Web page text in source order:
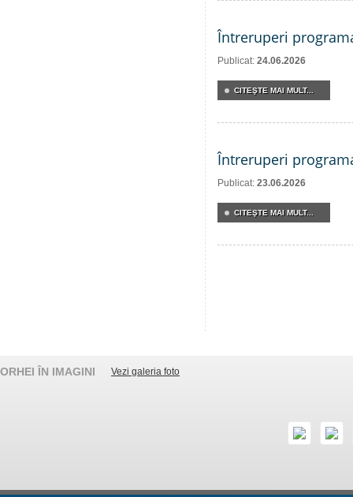
Întreruperi
Publicat: 24.06.2026
CITEŞTE MAI MULT...
Întreruperi
Publicat: 23.06.2026
CITEŞTE MAI MULT...
ORHEI ÎN IMAGINI Vezi galeria foto